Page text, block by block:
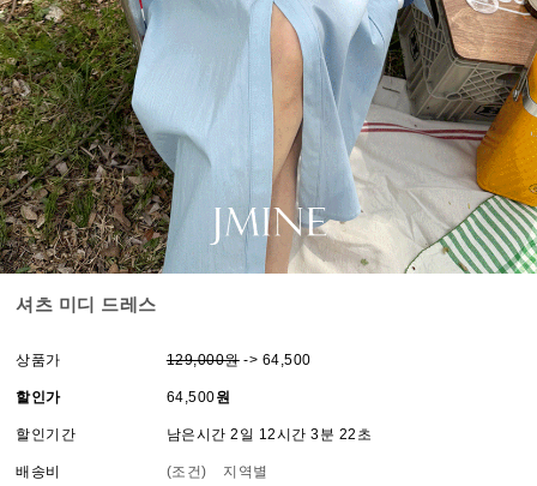
셔츠 미디 드레스
상품가 129,000원-> 64,500
할인가 64,500원
할인기간 남은시간 2일 12시간 3분 22초
배송비 (조건) 지역별